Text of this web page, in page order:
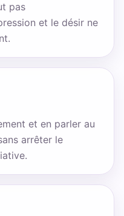
pas
et le désir ne
et en parler au
arrêter le